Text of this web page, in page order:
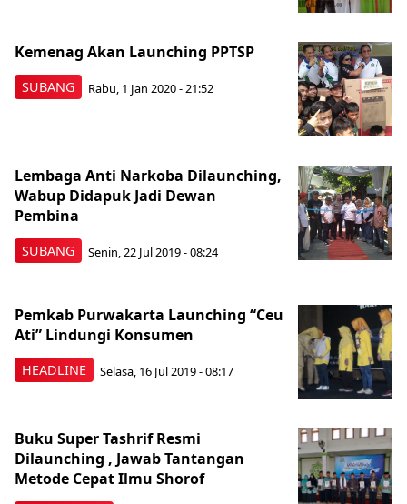
SUBANG
Kemenag Akan Launching PPTSP
Rabu, 1 Jan 2020 - 21:52
SUBANG
Lembaga Anti Narkoba Dilaunching,
Wabup Didapuk Jadi Dewan
Pembina
Senin, 22 Jul 2019 - 08:24
HEADLINE
Pemkab Purwakarta Launching “Ceu
Ati” Lindungi Konsumen
Selasa, 16 Jul 2019 - 08:17
Buku Super Tashrif Resmi
Dilaunching , Jawab Tantangan
Metode Cepat Ilmu Shorof